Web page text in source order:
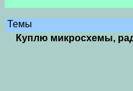
Темы
Куплю микросхемы,